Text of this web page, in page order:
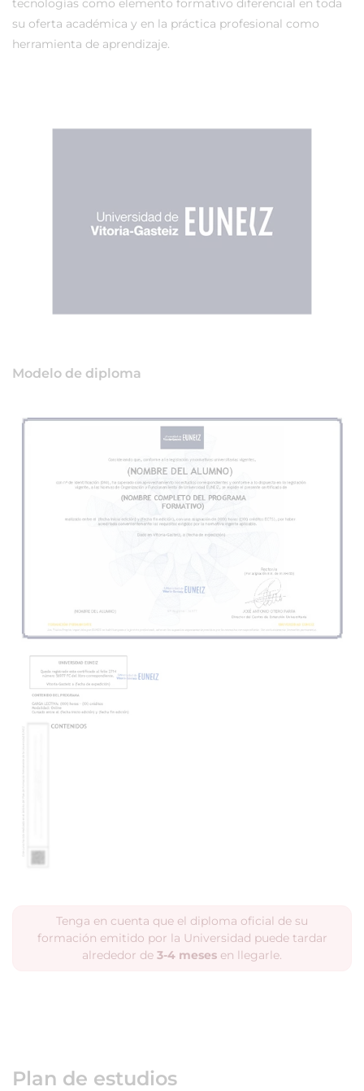
tecnologías como elemento formativo diferencial en toda
su oferta académica y en la práctica profesional como
herramienta de aprendizaje.
Modelo de diploma
Tenga en cuenta que el diploma oficial de su
formación emitido por la Universidad puede tardar
alrededor de 3-4 meses en llegarle.
Plan de estudios